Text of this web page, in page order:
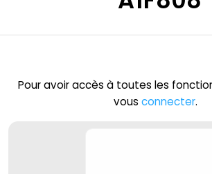
Pour avoir accès à toutes les
vous connecter.